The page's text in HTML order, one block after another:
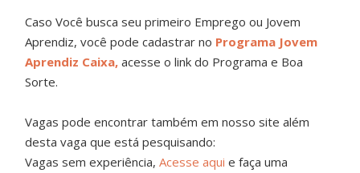
Caso Você busca seu primeiro Emprego ou Jovem
Aprendiz, você pode cadastrar no Programa Jovem
Aprendiz Caixa, acesse o link do Programa e Boa
Sorte.
Vagas pode encontrar também em nosso site além
desta vaga que está pesquisando:
Vagas sem experiência,Acesse aqui e faça uma